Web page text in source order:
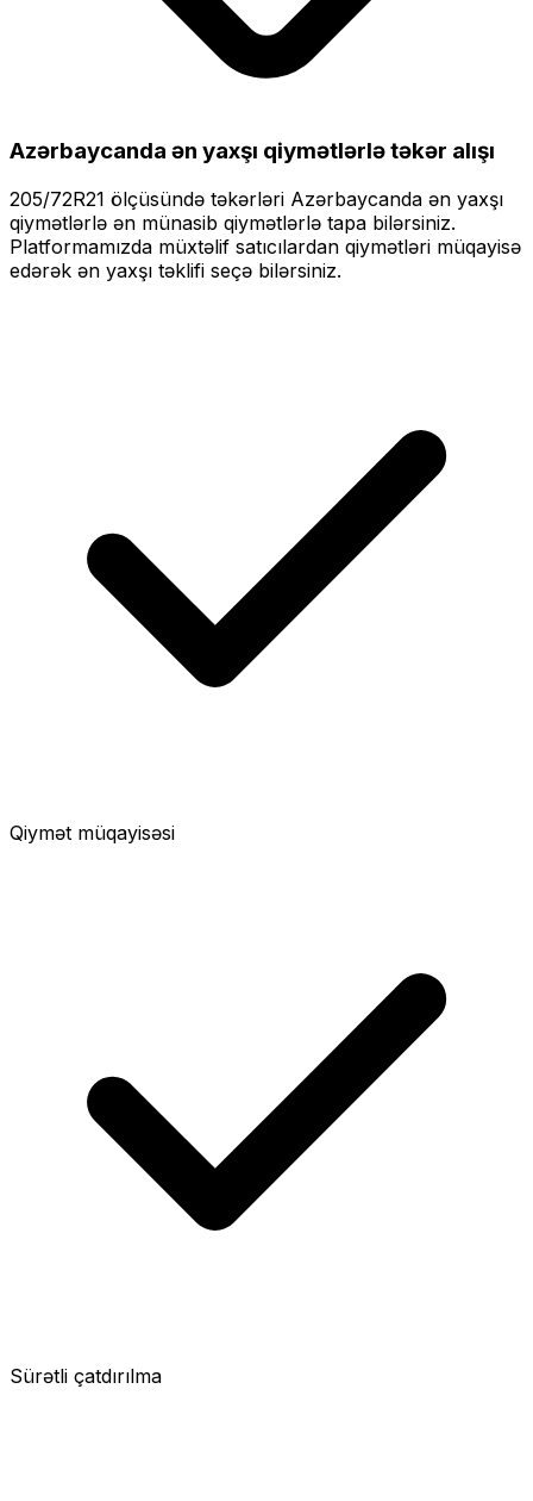
Azərbaycanda ən yaxşı qiymətlərlətəkər alışı
205/72R21 ölçüsündə təkərləri Azərbaycanda ən yaxşı
qiymətlərlə ən münasib qiymətlərlə tapa bilərsiniz.
Platformamızda müxtəlif satıcılardan qiymətləri müqayisə
edərək ən yaxşı təklifi seçə bilərsiniz.
Qiymət müqayisəsi
Sürətli çatdırılma